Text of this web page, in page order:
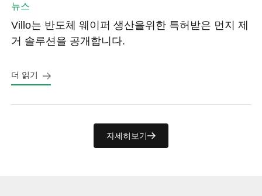
뉴스
Villo는 반도체 웨이퍼 생산을위한 특허받은 먼지 제
거 솔루션을 공개합니다.
더 읽기
자세히보기